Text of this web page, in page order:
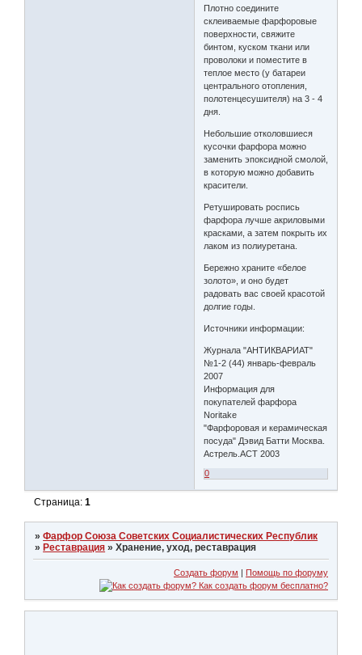
Плотно соедините
склеиваемые фарфоровые
поверхности, свяжите
бинтом, куском ткани или
проволоки и поместите в
теплое место (у батареи
центрального отопления,
полотенцесушителя) на 3 - 4
дня.
Небольшие отколовшиеся
кусочки фарфора можно
заменить эпоксидной смолой,
в которую можно добавить
красители.
Ретушировать роспись
фарфора лучше акриловыми
красками, а затем покрыть их
лаком из полиуретана.
Бережно храните «белое
золото», и оно будет
радовать вас своей красотой
долгие годы.
Источники информации:
Журнала "АНТИКВАРИАТ"
№1-2 (44) январь-февраль
2007
Информация для
покупателей фарфора
Noritake
"Фарфоровая и керамическая
посуда" Дэвид Батти Москва.
Астрель.АСТ 2003
0
Страница:1
»Фарфор Союза Советских Социалистических Республик
»Реставрация »Хранение, уход, реставрация
Создать форум | Помощь по форуму